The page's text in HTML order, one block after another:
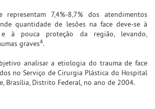
7,4%-8,7% dos atendimentos
quantidade de lesões na face deve-se à
e à pouca proteção da região, levando,
graves4.
analisar a etiologia do trauma de face
no Serviço de Cirurgia Plástica do Hospital
Brasília, Distrito Federal, no ano de 2004.